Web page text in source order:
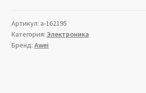
Артикул: a-162195
Категория: Электроника
Бренд: Awei